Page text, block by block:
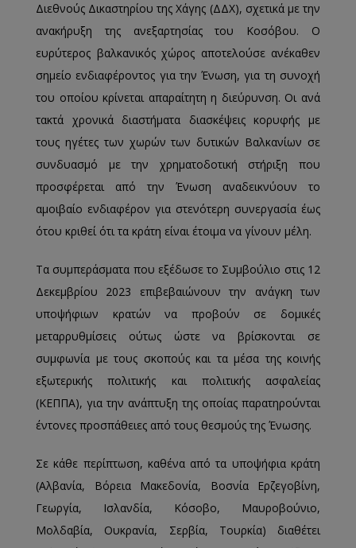
Διεθνούς Δικαστηρίου της Χάγης (ΔΔΧ), σχετικά με την
ανακήρυξη της ανεξαρτησίας του Κοσόβου. Ο
ευρύτερος βαλκανικός χώρος αποτελούσε ανέκαθεν
σημείο ενδιαφέροντος για την Ένωση, για τη συνοχή
του οποίου κρίνεται απαραίτητη η διεύρυνση. Οι ανά
τακτά χρονικά διαστήματα διασκέψεις κορυφής με
τους ηγέτες των χωρών των δυτικών Βαλκανίων σε
συνδυασμό με την χρηματοδοτική στήριξη που
προσφέρεται από την Ένωση αναδεικνύουν το
αμοιβαίο ενδιαφέρον για στενότερη συνεργασία έως
ότου κριθεί ότι τα κράτη είναι έτοιμα να γίνουν μέλη.
Τα συμπεράσματα που εξέδωσε το Συμβούλιο στις 12
Δεκεμβρίου 2023 επιβεβαιώνουν την ανάγκη των
υποψήφιων κρατών να προβούν σε δομικές
μεταρρυθμίσεις ούτως ώστε να βρίσκονται σε
συμφωνία με τους σκοπούς και τα μέσα της κοινής
εξωτερικής πολιτικής και πολιτικής ασφαλείας
(ΚΕΠΠΑ), για την ανάπτυξη της οποίας παρατηρούνται
έντονες προσπάθειες από τους θεσμούς της Ένωσης.
Σε κάθε περίπτωση, καθένα από τα υποψήφια κράτη
(Αλβανία, Βόρεια Μακεδονία, Βοσνία Ερζεγοβίνη,
Γεωργία, Ισλανδία, Κόσοβο, Μαυροβούνιο,
Μολδαβία, Ουκρανία, Σερβία, Τουρκία) διαθέτει